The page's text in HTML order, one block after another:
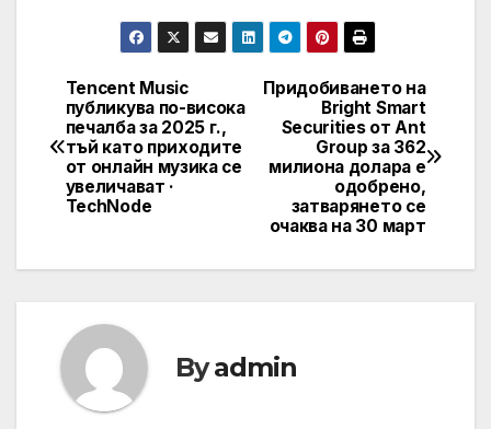
Post
navigation
Придобиването на
Bright Smart
Securities от Ant
Group за 362
милиона долара е
одобрено,
затварянето се
очаква на 30 март
Tencent Music
публикува по-висока
печалба за 2025 г.,
тъй като приходите
от онлайн музика се
увеличават ·
TechNode
Byadmin